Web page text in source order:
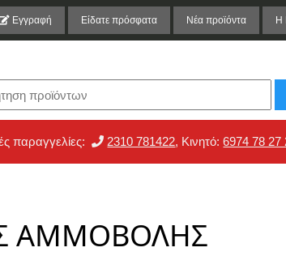
Εγγραφή Είδατε πρόσφατα Νέα προϊόντα Η
παραγγελίες: 2310 781422, Κινητό:6974 78 27
ΑΜΜΟΒΟΛΗΣ